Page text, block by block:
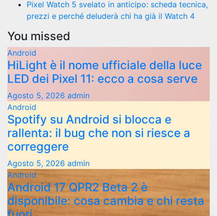
Pixel Watch 5 svelato in anticipo: scheda tecnica,
prezzi e perché deluderà chi ha già il Watch 4
You missed
Android
HiLight è il nome ufficiale della luce
LED dei Pixel 11: ecco a cosa serve
Agosto 5, 2026 admin
Android
Spotify su Android si blocca e
rallenta: il bug che non si riesce a
correggere
Agosto 5, 2026 admin
Android
Android 17 QPR2 Beta 2 è
disponibile: cosa cambia e chi resta